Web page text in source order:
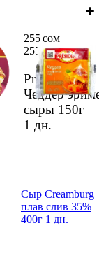
Prezident
Чеддер
сыры 150г
1 дн.
255 сом
255 сом
Сыр Creamburg
плав слив 35%
400г 1 дн.